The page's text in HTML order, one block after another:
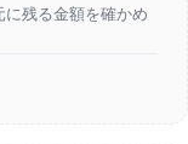
残る金額を確かめ